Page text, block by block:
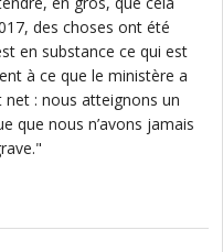
des choses ont été
en substance ce qui est
à ce que le ministère a
: nous atteignons un
que nous n’avons jamais